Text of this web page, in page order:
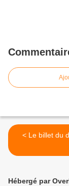
< Le billet du
Hébergé par